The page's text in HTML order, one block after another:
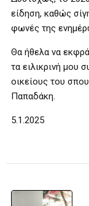
είδηση, καθώς
φωνές της
Θα ήθελα να
τα ειλικρινή μου
οικείους του
Παπαδάκη.
5.1.2025